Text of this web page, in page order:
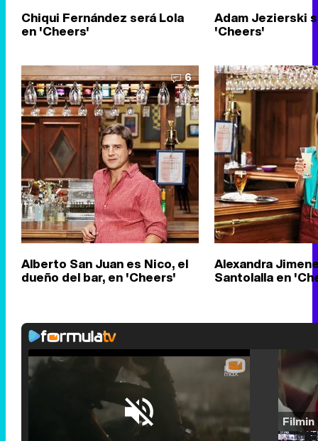
Chiqui Fernández será Lola
en 'Cheers'
Adam Jezierski
'Cheers'
6
Alberto San Juan es Nico, el
dueño del bar, en 'Cheers'
Alexandra
Santolalla en